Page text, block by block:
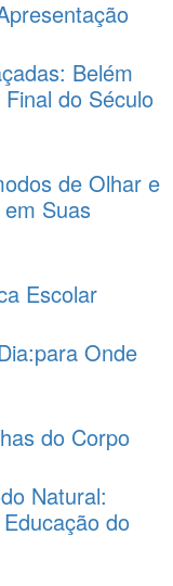
Belém
do Século
de Olhar e
Suas
Escolar
Onde
do Corpo
Natural:
do